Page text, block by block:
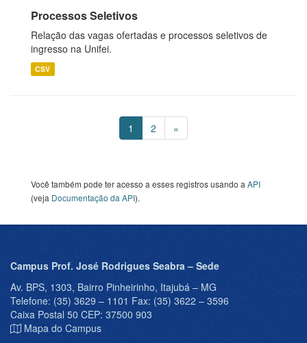
Processos Seletivos
Relação das vagas ofertadas e processos seletivos de
ingresso na Unifei.
CSV
1 2 »
Você também pode ter acesso a esses registros usando a API
(veja Documentação da API).
Campus Prof. José Rodrigues Seabra – Sede
Av. BPS, 1303, Bairro Pinheirinho, Itajubá – MG
Telefone: (35) 3629 – 1101 Fax: (35) 3622 – 3596
Caixa Postal 50 CEP: 37500 903
Mapa do Campus